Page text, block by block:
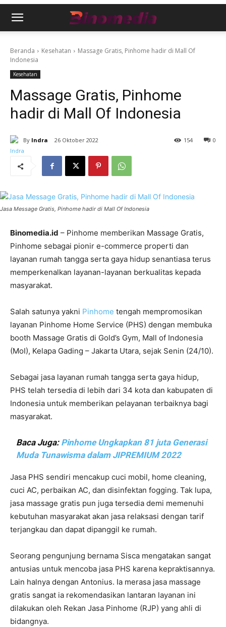
Beranda Kesehatan
Massage Gratis, Pinhome hadir di Mall Of
Indonesia
Kesehatan
Massage Gratis, Pinhome
hadir di Mall Of Indonesia
By Indra 26 Oktober 2022 0
154
Jasa Message Gratis, Pinhome hadir di Mall Of Indonesia
Binomedia.id – Pinhome memberikan Massage Gratis,
Pinhome sebagai pionir e-commerce properti dan
layanan rumah tangga serta gaya hidup senantiasa terus
memperkenalkan layanan-layanan berkualitas kepada
masyarakat.
Salah satunya yakni Pinhome tengah mempromosikan
layanan Pinhome Home Service (PHS) dengan membuka
booth Massage Gratis di Gold’s Gym, Mall of Indonesia
(MoI), Kelapa Gading – Jakarta Utara, sejak Senin (24/10).
Sebagai jasa layanan rumah tangga serta gaya hidup,
PHS telah tersedia di lebih dari 34 kota dan kabupaten di
Indonesia untuk memberikan pelayanan terbaiknya bagi
masyarakat.
Baca Juga: Pinhome Ungkapkan 81 juta Generasi
Muda Tunawisma dalam JIPREMIUM 2022
Jasa PHS sendiri mencakup cuci mobil, home cleaning,
cuci AC, perbaikan AC, dan disinfektan fogging. Tak lupa,
jasa massage gratis pun juga tersedia demi memenuhi
kebutuhan masyarakat akan jasa relaksasi dengan tarif
terjangkau dan dapat dipanggil ke rumah.
Seorang pengunjung bernama Sisca mengatakan sangat
antusias untuk mencoba jasa PHS karena kepraktisannya.
Lain halnya dengan Antonius. Ia merasa jasa massage
gratis sangat ia rekomendasikan lantaran layanan ini
dilakukan oleh Rekan Jasa Pinhome (RJP) yang ahli di
bidangnya.